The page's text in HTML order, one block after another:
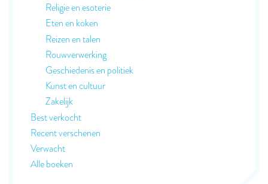
Religie en esoterie
Eten en koken
Reizen en talen
Rouwverwerking
Geschiedenis en politiek
Kunst en cultuur
Zakelijk
Best verkocht
Recent verschenen
Verwacht
Alle boeken